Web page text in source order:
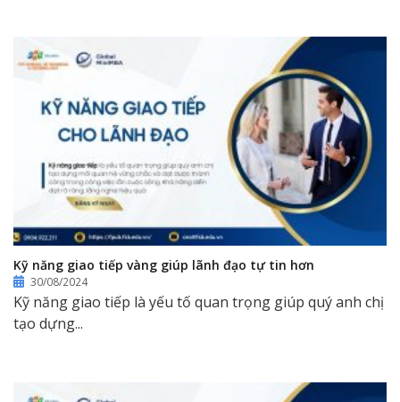
Kỹ năng giao tiếp vàng giúp lãnh đạo tự tin hơn
30/08/2024
Kỹ năng giao tiếp là yếu tố quan trọng giúp quý anh chị
tạo dựng...